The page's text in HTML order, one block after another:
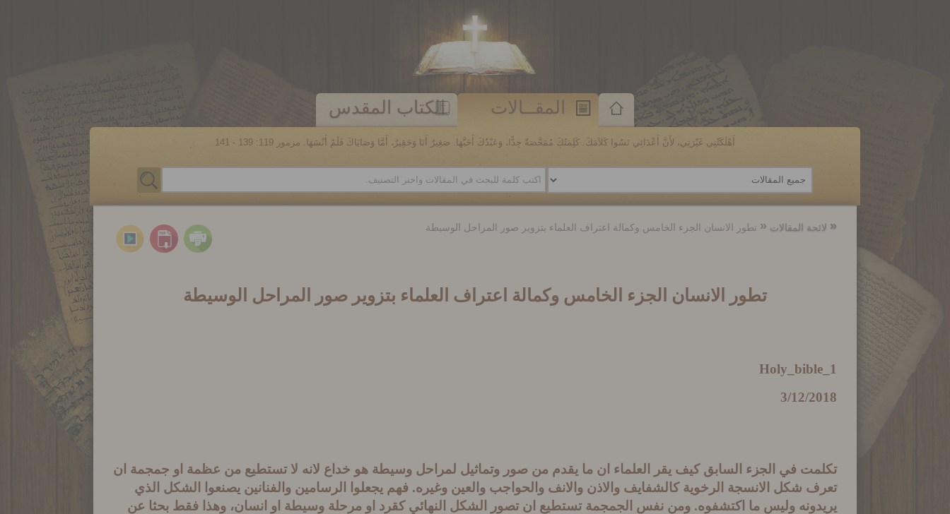
المقــالات الكتاب المقدس
أَهْلَكَتْنِي غَيْرَتِي، لأَنَّ أَعْدَائِي نَسُوا كَلاَمَكَ. كَلِمَتُكَ مُمَحَّصَةٌ جِدًّا، وَعَبْدُكَ أَحَبَّهَا. صَغِيرٌ أَنَا وَحَقِيرٌ، أَمَّا وَصَايَاكَ فَلَمْ أَنْسَهَا. مزمور 119: 139 - 141
إلىلائحة المقالات إلىتطور الانسان الجزء الخامس وكمالة اعتراف العلماء بتزوير صور المراحل الوسيطة
تطور الانسان الجزء الخامس وكمالة اعتراف العلماء بتزوير صور المراحل الوسيطة
Holy_bible_1
3/12/2018
تكلمت في الجزء السابق كيف يقر العلماء ان ما يقدم من صور وتماثيل لمراحل وسيطة هو خداع لانه لا تستطيع من عظمة او جمجمة ان
تعرف شكل الانسجة الرخوية كالشفايف والاذن والانف والحواجب والعين وغيره. فهم يجعلوا الرسامين والفنانين يصنعوا الشكل الذي
يريدونه وليس ما اكتشفوه. ومن نفس الجمجمة تستطيع ان تصور الشكل النهائي كقرد او مرحلة وسيطة او انسان، وهذا فقط بحثا عن